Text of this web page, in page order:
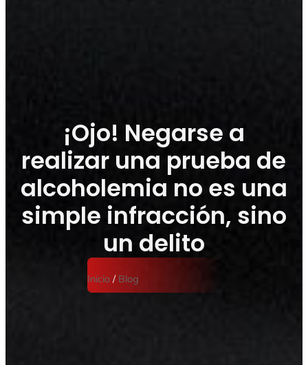
¡Ojo! Negarse a
realizar una prueba de
alcoholemia no es una
simple infracción, sino
un delito
Inicio/ Blog